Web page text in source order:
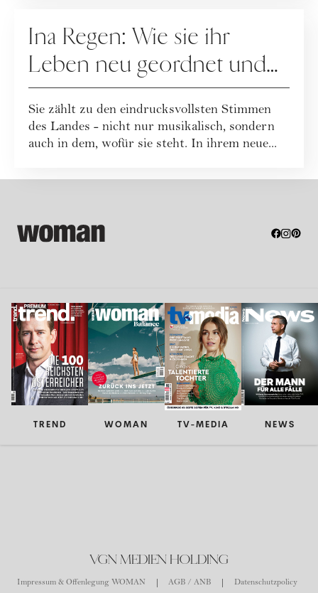
Ina Regen: Wie sie ihr
Leben neu geordnet und
zu sich selbst gefunden hat
Sie zählt zu den eindrucksvollsten Stimmen
des Landes - nicht nur musikalisch, sondern
auch in dem, wofür sie steht. In ihrem neue...
TREND WOMAN TV-MEDIA NEWS
VGN MEDIEN HOLDING
Impressum & Offenlegung WOMAN AGB / ANB Datenschutzpolicy